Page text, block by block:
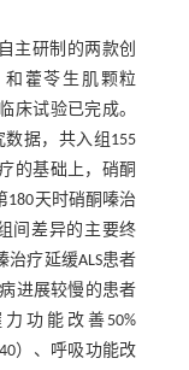
主研制的两款创
和藿苓生肌颗粒
床试验已完成。
数据，共入组155
的基础上，硝酮
180天时硝酮嗪治
间差异的主要终
疗延缓ALS患者
进展较慢的患者
功能改善50%
）、呼吸功能改